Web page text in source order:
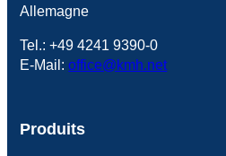
Allemagne
Tel.: +49 4241 9390-0
E-Mail:office@kmh.net
Produits